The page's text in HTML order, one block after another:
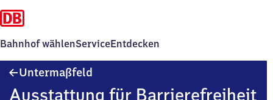
Bahnhof wählenServiceEntdecken
Untermaßfeld
Ausstattung für Barrierefreiheit